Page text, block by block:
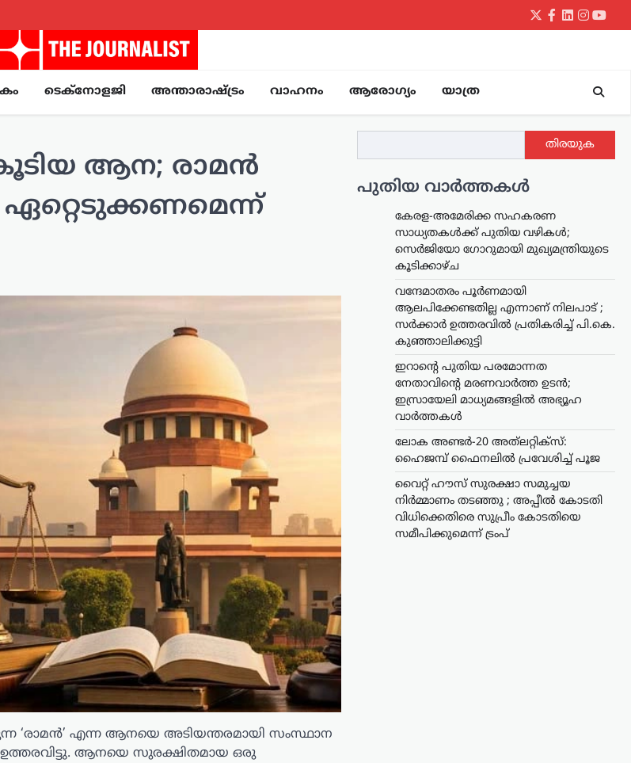
Twitter
Facebook
LinkedIn
ടെക്നോളജി അന്താരാഷ്ട്രം വാഹനം ആരോഗ്യം യാത്ര
ആന; രാമൻ
‘രാമൻ’ എന്ന ആനയെ അടിയന്തരമായി സംസ്ഥാന
ആനയെ സുരക്ഷിതമായ ഒരു
തിരയുക
പുതിയ വാർത്തകൾ
കേരള-അമേരിക്ക സഹകരണ
സാധ്യതകൾക്ക് പുതിയ വഴികൾ;
സെർജിയോ ഗോറുമായി മുഖ്യമന്ത്രിയുടെ
കൂടിക്കാഴ്ച
വന്ദേമാതരം പൂർണമായി
ആലപിക്കേണ്ടതില്ല എന്നാണ് നിലപാട് ;
സർക്കാർ ഉത്തരവിൽ പ്രതികരിച്ച് പി.കെ.
കുഞ്ഞാലിക്കുട്ടി
ഇറാന്റെ പുതിയ പരമോന്നത
നേതാവിന്റെ മരണവാർത്ത ഉടൻ;
ഇസ്രായേലി മാധ്യമങ്ങളിൽ അഭ്യൂഹ
വാർത്തകൾ
ലോക അണ്ടർ-20 അത്‌ലറ്റിക്സ്:
ഹൈജമ്പ് ഫൈനലിൽ പ്രവേശിച്ച് പൂജ
വൈറ്റ് ഹൗസ് സുരക്ഷാ സമുച്ചയ
നിർമ്മാണം തടഞ്ഞു ; അപ്പീൽ കോടതി
വിധിക്കെതിരെ സുപ്രീം കോടതിയെ
സമീപിക്കുമെന്ന് ട്രംപ്